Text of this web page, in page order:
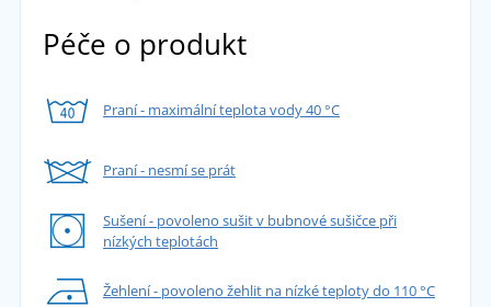
Péče o produkt
Praní - maximální teplota vody 40 °C
Praní - nesmí se prát
Sušení - povoleno sušit v bubnové sušičce při
nízkých teplotách
Žehlení - povoleno žehlit na nízké teploty do 110 °C